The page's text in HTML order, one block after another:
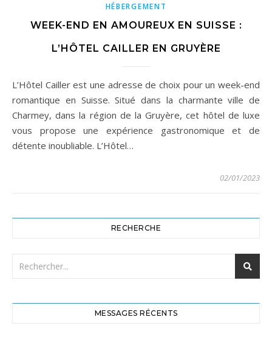
HÉBERGEMENT
WEEK-END EN AMOUREUX EN SUISSE :
L’HÔTEL CAILLER EN GRUYÈRE
L’Hôtel Cailler est une adresse de choix pour un week-end
romantique en Suisse. Situé dans la charmante ville de
Charmey, dans la région de la Gruyère, cet hôtel de luxe
vous propose une expérience gastronomique et de
détente inoubliable. L’Hôtel…
02/01/2023
RECHERCHE
MESSAGES RÉCENTS